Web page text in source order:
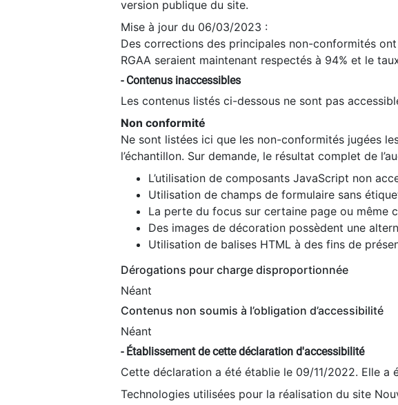
version publique du site.
Mise à jour du 06/03/2023 :
Des corrections des principales non-conformités
RGAA seraient maintenant respectés à 94% et le
- Contenus inaccessibles
Les contenus listés ci-dessous ne sont pas
Non conformité
Ne sont listées ici que les non-conformités jugées
l’échantillon. Sur demande, le résultat complet de
L’utilisation de composants JavaScript non
Utilisation de champs de formulaire sans
La perte du focus sur certaine page ou même
Des images de décoration possèdent une
Utilisation de balises HTML à des fins de
Dérogations pour charge disproportionnée
Néant
Contenus non soumis à l’obligation d’accessibilité
Néant
- Établissement de cette déclaration d'accessibilité
Cette déclaration a été établie le 09/11/2022. Elle
Technologies utilisées pour la réalisation du site